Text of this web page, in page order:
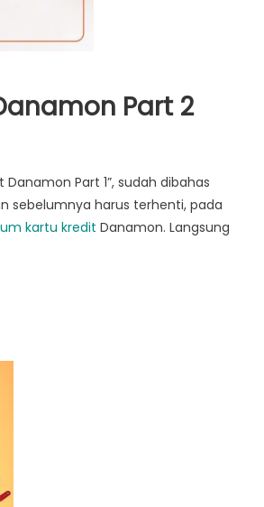
Part 2
Part 1”, sudah dibahas
sebelumnya harus terhenti, pada
kartu kredit Danamon. Langsung